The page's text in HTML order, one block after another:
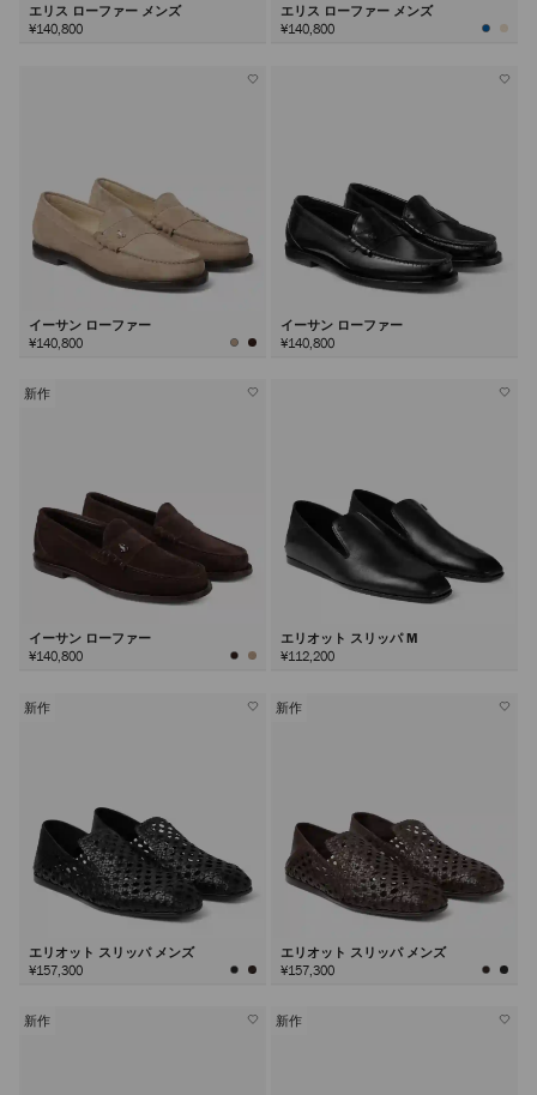
エリス ローファー メンズ
¥140,800
エリス ローファー メンズ
¥140,800
イーサン ローファー
¥140,800
イーサン ローファー
¥140,800
新作
イーサン ローファー
¥140,800
エリオット スリッパ M
¥112,200
新作
エリオット スリッパ メンズ
¥157,300
新作
エリオット スリッパ メンズ
¥157,300
新作 新作